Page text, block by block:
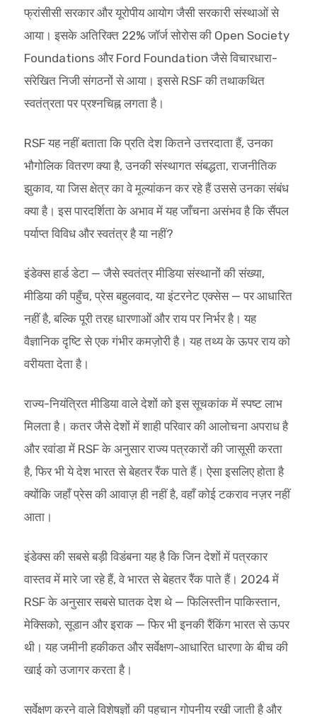
फ्रांसीसी सरकार और यूरोपीय आयोग जैसी सरकारी संस्थाओं से
आया। इसके अतिरिक्त 22% जॉर्ज सोरोस की Open Society
Foundations और Ford Foundation जैसे विचारधारा-
संरेखित निजी संगठनों से आया। इससे RSF की तथाकथित
स्वतंत्रता पर प्रश्नचिह्न लगता है।
RSF यह नहीं बताता कि प्रति देश कितने उत्तरदाता हैं, उनका
भौगोलिक वितरण क्या है, उनकी संस्थागत संबद्धता, राजनीतिक
झुकाव, या जिस क्षेत्र का वे मूल्यांकन कर रहे हैं उससे उनका संबंध
क्या है। इस पारदर्शिता के अभाव में यह जाँचना असंभव है कि सैंपल
पर्याप्त विविध और स्वतंत्र है या नहीं?
इंडेक्स हार्ड डेटा — जैसे स्वतंत्र मीडिया संस्थानों की संख्या,
मीडिया की पहुँच, प्रेस बहुलवाद, या इंटरनेट एक्सेस — पर आधारित
नहीं है, बल्कि पूरी तरह धारणाओं और राय पर निर्भर है। यह
वैज्ञानिक दृष्टि से एक गंभीर कमज़ोरी है। यह तथ्य के ऊपर राय को
वरीयता देता है।
राज्य-नियंत्रित मीडिया वाले देशों को इस सूचकांक में स्पष्ट लाभ
मिलता है। कतर जैसे देशों में शाही परिवार की आलोचना अपराध है
और रवांडा में RSF के अनुसार राज्य पत्रकारों की जासूसी करता
है, फिर भी ये देश भारत से बेहतर रैंक पाते हैं। ऐसा इसलिए होता है
क्योंकि जहाँ प्रेस की आवाज़ ही नहीं है, वहाँ कोई टकराव नज़र नहीं
आता।
इंडेक्स की सबसे बड़ी विडंबना यह है कि जिन देशों में पत्रकार
वास्तव में मारे जा रहे हैं, वे भारत से बेहतर रैंक पाते हैं। 2024 में
RSF के अनुसार सबसे घातक देश थे — फिलिस्तीन पाकिस्तान,
मेक्सिको, सूडान और इराक — फिर भी इनकी रैंकिंग भारत से ऊपर
थी। यह जमीनी हकीकत और सर्वेक्षण-आधारित धारणा के बीच की
खाई को उजागर करता है।
सर्वेक्षण करने वाले विशेषज्ञों की पहचान गोपनीय रखी जाती है और